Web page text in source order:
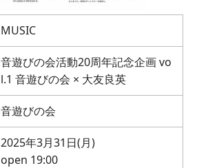
MUSIC
音遊びの会活動20周年記念企画 vo
l.1 音遊びの会 × 大友良英
音遊びの会
2025年3月31日(月)
open 19:00